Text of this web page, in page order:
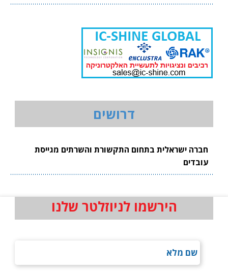
דרושים
חברה ישראלית בתחום התקשורת והשרתים מגייסת
עובדים
הירשמו לניוזלטר שלנו